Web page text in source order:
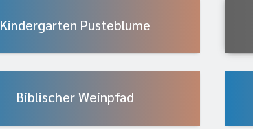
Kindergarten Pusteblume
Biblischer Weinpfad